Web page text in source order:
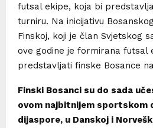
futsal ekipe, koja bi
turniru. Na inicijativu
Finskoj, koji je član Svjetskog
ove godine je formirana futsal
predstavljati finske Bosance
Finski Bosanci su do sada
ovom najbitnijem sportskom
dijaspore, u Danskoj i